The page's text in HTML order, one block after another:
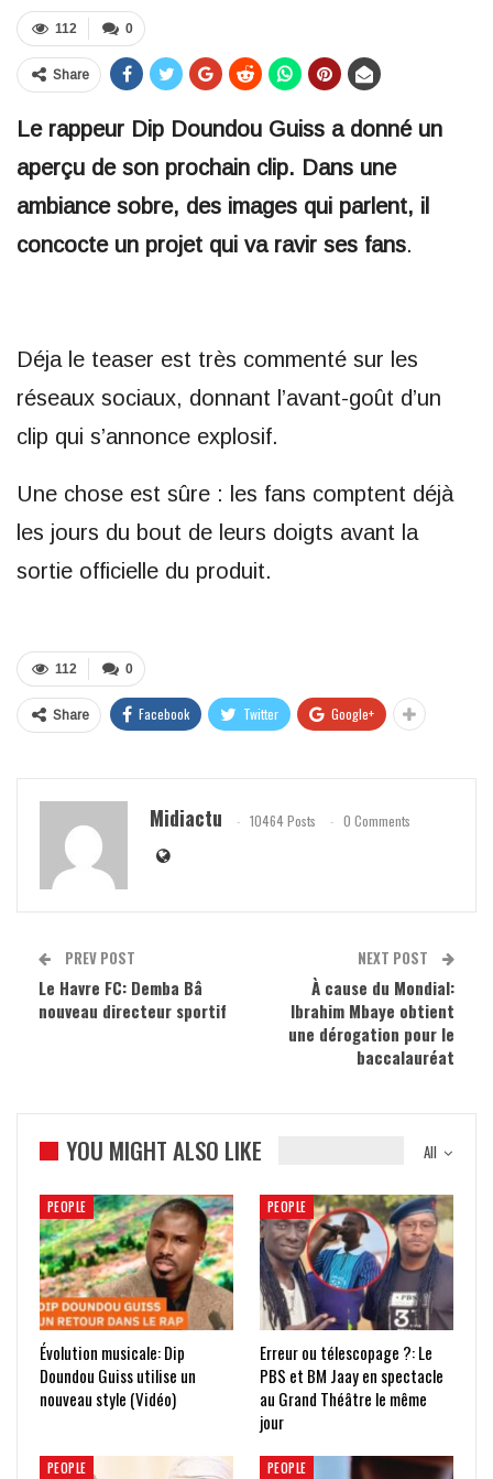
0
112
Share
Le rappeur Dip Doundou Guiss a donné un
aperçu de son prochain clip. Dans une
ambiance sobre, des images qui parlent, il
concocte un projet qui va ravir ses fans.
Déja le teaser est très commenté sur les
réseaux sociaux, donnant l’avant-goût d’un
clip qui s’annonce explosif.
Une chose est sûre : les fans comptent déjà
les jours du bout de leurs doigts avant la
sortie officielle du produit.
0
112
Share Facebook Twitter Google+
Midiactu 10464 Posts 0 Comments
PREV POST
Le Havre FC: Demba Bâ
nouveau directeur sportif
NEXT POST
À cause du Mondial:
Ibrahim Mbaye obtient
une dérogation pour le
baccalauréat
All
YOU MIGHT ALSO LIKE
PEOPLE
Évolution musicale: Dip
Doundou Guiss utilise un
nouveau style (Vidéo)
PEOPLE
Erreur ou télescopage ?: Le
PBS et BM Jaay en spectacle
au Grand Théâtre le même
jour
PEOPLE PEOPLE